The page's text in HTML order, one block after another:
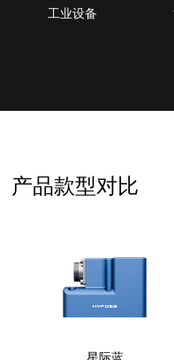
工业设备
产品款型对比